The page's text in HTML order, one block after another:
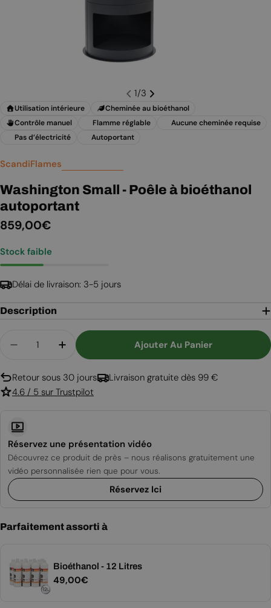
1/3
Utilisation intérieure
Cheminée au bioéthanol
Contrôle manuel
Flamme réglable
Aucune cheminée requise
Pas d’électricité
Autoportant
ScandiFlames
Washington Small - Poêle à bioéthanol
autoportant
Prix
régulier
859,00€
Stock faible
Délai de livraison: 3-5 jours
Description
Diminuer La Quantité Pour Washington Small -
Augmenter La Quantité Pour
Ajouter Au Panier
Retour sous 30 jours
Livraison gratuite dès 99 €
4.6 / 5 sur Trustpilot
Réservez une présentation vidéo
Découvrez ce produit de près – nous réalisons gratuitement une
vidéo personnalisée rien que pour vous.
Réservez Ici
Parfaitement assorti à
Bioéthanol - 12 Litres
Prix
49,00€